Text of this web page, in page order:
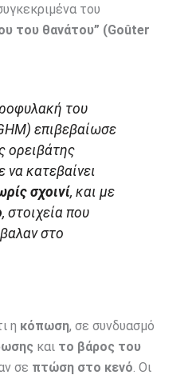
του
του θανάτου” (Goûter
του
επιβεβαίωσε
ορειβάτης
κατεβαίνει
σχοινί, και με
, στοιχεία που
στο
η κόπωση, σε συνδυασμό
και το βάρος του
σε πτώση στο κενό. Οι